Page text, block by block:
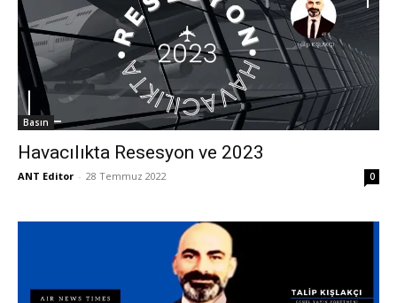
Basın
Havacılıkta Resesyon ve 2023
ANT Editor - 28 Temmuz 2022 0